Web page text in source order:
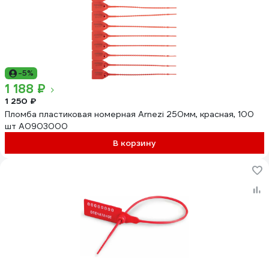
-5%
1 188 ₽
1 250 ₽
Пломба пластиковая номерная Arnezi 250мм, красная, 100
шт A0903000
В корзину